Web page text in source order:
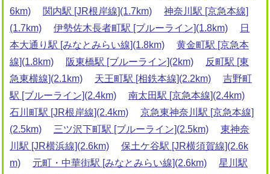
6km)
関内駅 [JR根岸線](1.7km)
神奈川駅 [京急本線]
(1.7km)
伊勢佐木長者町駅 [ブルーライン](1.8km)
日
本大通り駅 [みなとみらい線](1.8km)
黄金町駅 [京急本
線](1.8km)
阪東橋駅 [ブルーライン](2km)
反町駅 [東
急東横線](2.1km)
天王町駅 [相鉄本線](2.2km)
吉野町
駅 [ブルーライン](2.4km)
南太田駅 [京急本線](2.4km)
石川町駅 [JR根岸線](2.4km)
京急東神奈川駅 [京急本線]
(2.5km)
三ツ沢下町駅 [ブルーライン](2.5km)
東神奈
川駅 [JR横浜線](2.6km)
保土ケ谷駅 [JR横須賀線](2.6k
m)
元町・中華街駅 [みなとみらい線](2.6km)
星川駅